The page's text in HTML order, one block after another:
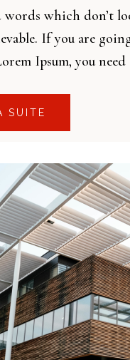
words which don’t
If you are
Ipsum, you
SUITE